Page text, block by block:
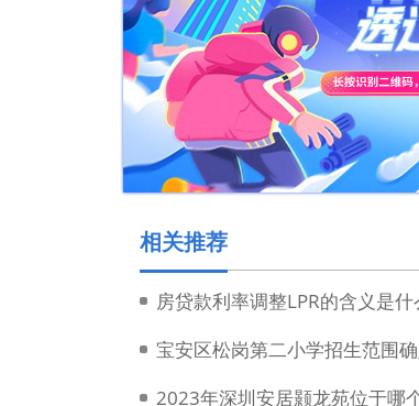
相关推荐
房贷款利率调整LPR的含义是什
宝安区松岗第二小学招生范围
2023年深圳安居颢龙苑位于哪